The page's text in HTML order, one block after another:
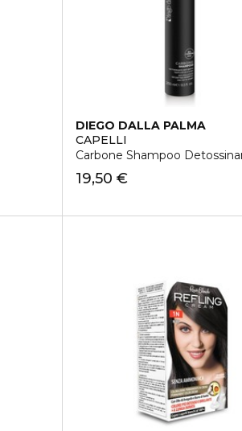
DIEGO DALLA PALMA
CAPELLI
Carbone Shampoo
19,50 €